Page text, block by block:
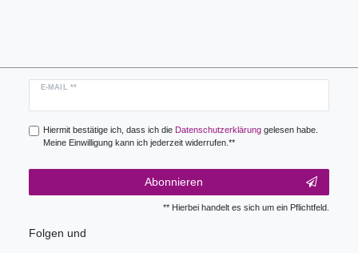
E-MAIL **
Newsletter
Hiermit bestätige ich, dass ich die Daten­schutz­erklärunggelesen habe.
Meine Einwilligung kann ich jederzeit widerrufen.**
Abonnieren
** Hierbei handelt es sich um ein Pflichtfeld.
Folgen und